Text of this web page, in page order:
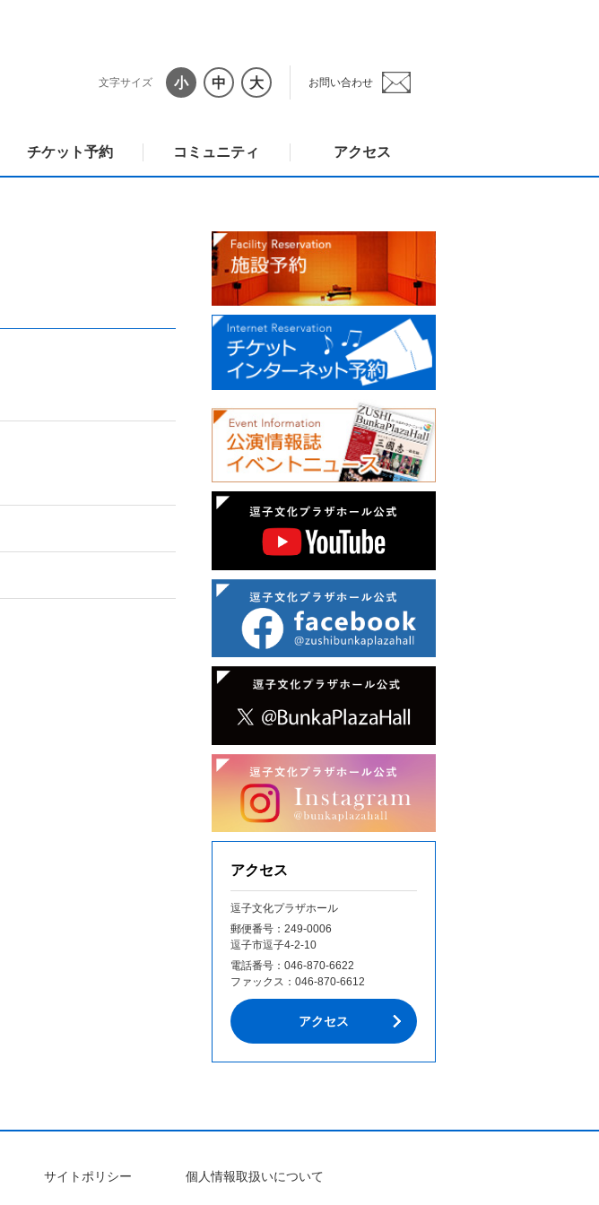
文字サイズ 小 中 大 お問い合わせ
チケット予約 コミュニティ アクセス
アクセス
逗子文化プラザホール
郵便番号：249‐0006
逗子市逗子4-2-10
電話番号： 046-870-6622
ファックス： 046-870-6612
アクセス
サイトポリシー 個人情報取扱いについて